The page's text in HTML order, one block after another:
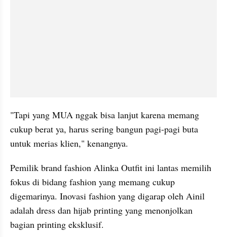
"Tapi yang MUA nggak bisa lanjut karena memang
cukup berat ya, harus sering bangun pagi-pagi buta
untuk merias klien," kenangnya.
Pemilik brand fashion Alinka Outfit ini lantas memilih
fokus di bidang fashion yang memang cukup
digemarinya. Inovasi fashion yang digarap oleh Ainil
adalah dress dan hijab printing yang menonjolkan
bagian printing eksklusif.